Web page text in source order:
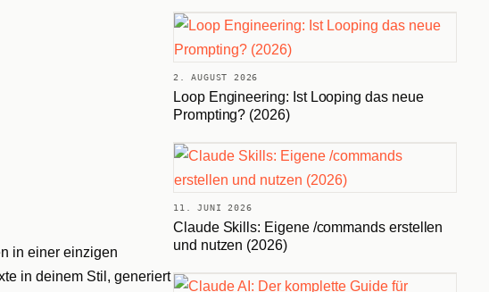
in einer einzigen
in deinem Stil, generiert
2. AUGUST 2026
Loop Engineering: Ist Looping das neue
Prompting? (2026)
11. JUNI 2026
Claude Skills: Eigene /commands erstellen
und nutzen (2026)